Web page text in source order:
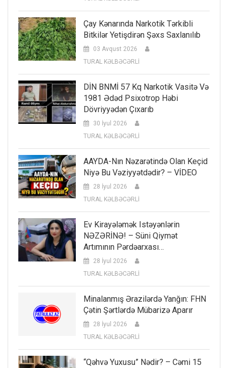
Çay Kənarında Narkotik Tərkibli
Bitkilər Yetişdirən Şəxs Saxlanılıb
03 Avqust 2026
TURAL KƏLBƏCƏRLİ
DİN BNMİ 57 Kq Narkotik Vasitə Və
1981 Ədəd Psixotrop Həbi
Dövriyyədən Çıxarıb
30 İyul 2026
TURAL KƏLBƏCƏRLİ
AAYDA-Nın Nəzarətində Olan Keçid
Niyə Bu Vəziyyətdədir? – VİDEO
28 İyul 2026
TURAL KƏLBƏCƏRLİ
Ev Kirayələmək Istəyənlərin
NƏZƏRİNƏ! – Süni Qiymət
Artımının Pərdəarxası…
28 İyul 2026
TURAL KƏLBƏCƏRLİ
Minalanmış Ərazilərdə Yanğın: FHN
Çətin Şərtlərdə Mübarizə Aparır
28 İyul 2026
TURAL KƏLBƏCƏRLİ
“Qəhvə Yuxusu” Nədir? – Cəmi 15